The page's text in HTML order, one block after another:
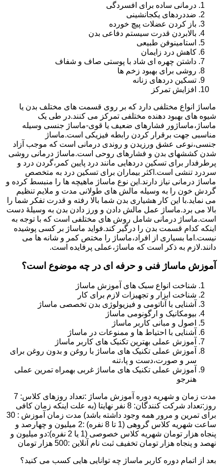
درمانی ساده برای افسردگی
ضددردهای یکجانشینی
باز کردن عضلات پیچ خورده
بالابردن قدرت سیستم دفاعی بدن
استامینوفن طبیعی
کاهش درد زایمان
داشتن چهره ای شاد با پوستی صاف و شفاف
روشی برای بهبود زخم ها
تسکین دردهای زنانه
افزایش تمرکز
ماساژ انواع مختلفی دارد که بر روی قسمت های مختلف بدن یا
شیوه های بهبود دهنده مختلفی تمرکز می کنند.در طی یک
ماساژ،ماساژور فشارهای ضعیف یا قوی-ماساژ جنسی وسیله
مناسبی جهت برقرار کردن رابطه فیزیکی است.ماساژ
جنسی،نوعی عشق ورزیدن و روندی درمانی است که موجب آزاد
شدن کششهای بدن و فشارهای روحی است.ماساژ درمانی روشی
پرطرفدار برای تسکین دردهایی مانند درد پایین کمر،گردن درد و
سردرد تنشی است.اکثر بیماران برای تسکین درد به متخصص
ماساژ درمانی نیاز دارند.این نوع ماساژ ماهیچه ها را منبسط کرده و
گردش خون را به وسیله مالش های طولانی مدت و ملایم تنظیم
می نماید.با این کار هشیاری بدن شما بالا رفته و قدرت تفکر شما را
بالا می برد.ماساژ عمل مالش دادن و ورز دادن بدن به وسیلۀ دست
است.ماساژ درمانی شامل روش های مختلفی است که با توجه به
اینکه کدام قسمت بدن را درگیر کند.فواید ماساژ بر کسی پوشیده
نیست.اما بسیاری از افراد،ماساژ را مختص کمر و شانه ها می
دانند.لازم به ذکر است که ماساژ،عملی پرفایده است.
آموزش ماساژ فنی و حرفه ای در چه موضوع است؟
شناخت انواع سبک های آموزش ماساژ
شناخت ابزار و تجهیزات لازم برای کار
آشنایی با آناتومی و فیزیولوژی بدن تخصصی ماساژ
بیومکانیک و ارگونومی ماساژ
اصول و مبانی کاربر ماساژ
آشنایی با احتیاط ها و ممنوعات در ماساژ
آموزش عملی بهترین تکنیک های کاربر ماساژ
آموزش عملی تکنیک های ماساژ با روغن و بدون روغن برای
سر و صورت،دست و پا،تنه
آموزش عملی تکنیک های ماساژ غربی بهمراه تمرین عملی
هنرجو
مدت زمان و شهریه دوره آموزش ماساژ :تعداد روزهای کلاس: 7
روز:تعداد شرکت کنندگان: 8 نفر نهایتا (به علت اینکه زمان کافی
برای تمرین و مرور همه وجود داشته باشد) مدت زمان آموزش : 30
ساعت شهریه کلاس گروهی (1 تا 8 نفره) :2 میلیون و چهارصد و
پنجاه هزار تومان شهریه کلاس خصوصی (1 یا 2 نفره):دو میلیون و
نهصد و پنجاه هزار تومان تخفیف ثبت نام آنلاین :500 هزار تومان
بعد از اتمام دوره کاربر ماساژ چه توانایی هایی کسب می کنید؟